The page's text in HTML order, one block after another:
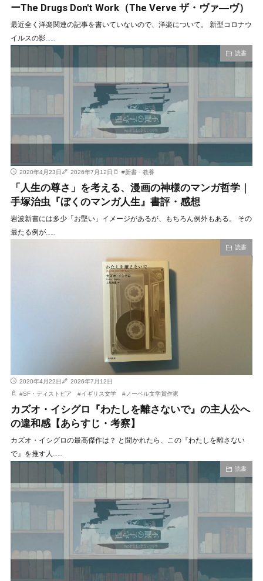
ーThe Drugs Don't Work（The Verve ザ・ヴァ―ヴ）
最近全く洋楽関連の記事を書いていないので、洋楽について。 新型コロナウ
イルスの影……
読書
2020年4月23日 2026年7月12日 #新書・教養
「人生の尊さ」を考える、漫画の神様のマンガ哲学｜
手塚治虫『ぼくのマンガ人生』書評・感想
岩波新書には多少「お堅い」イメージがあるが、もちろん例外もある。 その
最たる例が……
読書
2020年4月22日
2026年7月12日
#SF・ディストピア #イギリス文学 #ノーベル文学賞作家
カズオ・イシグロ『わたしを離さないで』の主人公へ
の違和感【あらすじ・考察】
カズオ・イシグロの最高傑作は？ と聞かれたら、この『わたしを離さない
で』を推す人……
読書